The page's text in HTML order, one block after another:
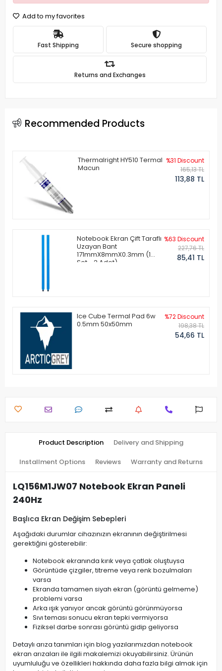
Add to my favorites
Fast Shipping Secure shopping
Returns and Exchanges
Recommended Products
Thermalright HY510 Termal
Macun
%31 Discount
165,13 TL
113,88 TL
Notebook Ekran Çift Taraflı
Uzayan Bant
171mmX8mmX0.3mm (1
Set - 2 Adet)
%63 Discount
227,76 TL
85,41 TL
Ice Cube Termal Pad 6w
0.5mm 50x50mm
%72 Discount
198,38 TL
54,66 TL
Product Description Delivery and Shipping
Installment Options Reviews Warranty and Returns
LQ156M1JW07 Notebook Ekran Paneli
240Hz
Başlıca Ekran Değişim Sebepleri
Aşağıdaki durumlar cihazınızın ekranının değiştirilmesi
gerektiğini gösterebilir:
Notebook ekranında kırık veya çatlak oluştuysa
Görüntüde çizgiler, titreme veya renk bozulmaları
varsa
Ekranda tamamen siyah ekran (görüntü gelmeme)
problemi varsa
Arka ışık yanıyor ancak görüntü görünmüyorsa
Sıvı teması sonucu ekran tepki vermiyorsa
Fiziksel darbe sonrası görüntü gidip geliyorsa
Detaylı arıza tanımları için blog yazılarımızdan notebook
ekran arızaları ile ilgili makalemizi okuyabilirsiniz. Ürünün
uyumluluğu ve özellikleri hakkında daha fazla bilgi almak için